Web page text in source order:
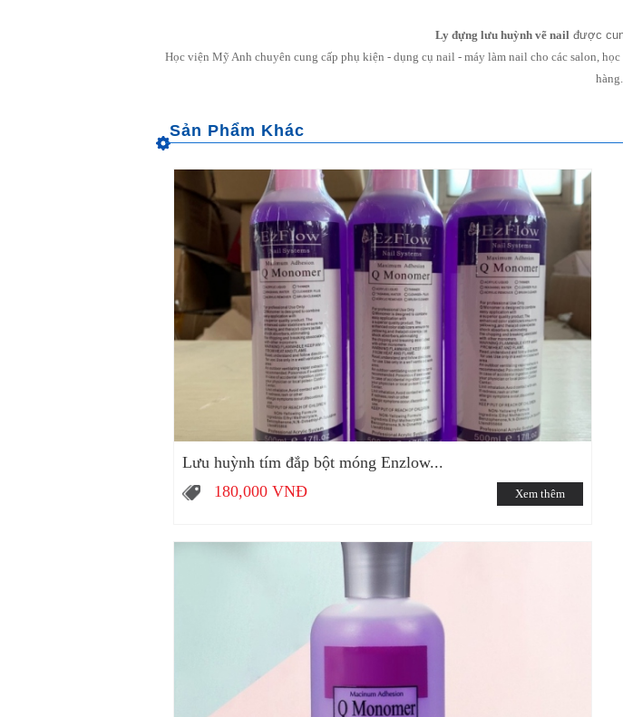
Ly đựng lưu huỳnh vẽ nail được
Học viện Mỹ Anh chuyên cung cấp phụ kiện - dụng cụ nail - máy làm nail cho các salon,
hàng.
Lưu huỳnh tím đắp bột móng Enzlow...
180,000 VNĐ Xem thêm